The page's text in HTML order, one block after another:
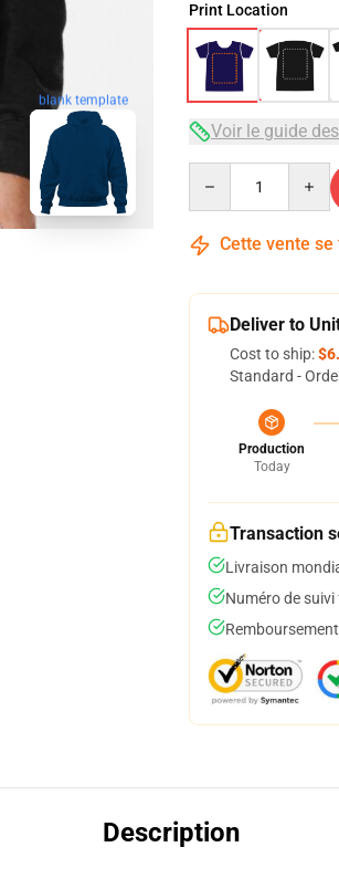
blank template
Print Location
Voir le guide
Cette vente
Deliver to
Cost to ship:
Standard -
Production
Today
Transaction
Livraison
Numéro de
Description